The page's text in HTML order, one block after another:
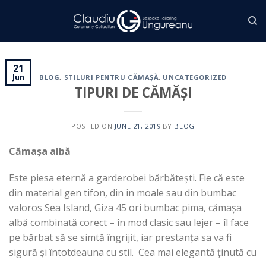
21
Jun BLOG, STILURI PENTRU CĂMAȘĂ, UNCATEGORIZED
TIPURI DE CĂMĂȘI
POSTED ON JUNE 21, 2019 BY BLOG
Cămașa albă
Este piesa eternă a garderobei bărbătești. Fie că este
din material gen tifon, din in moale sau din bumbac
valoros Sea Island, Giza 45 ori bumbac pima, cămașa
albă combinată corect – în mod clasic sau lejer – îl face
pe bărbat să se simtă îngrijit, iar prestanța sa va fi
sigură și întotdeauna cu stil. Cea mai elegantă ținută cu